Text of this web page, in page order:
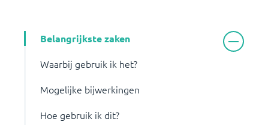
Belangrijkste zaken
Waarbij gebruik ik het?
Mogelijke bijwerkingen
Hoe gebruik ik dit?